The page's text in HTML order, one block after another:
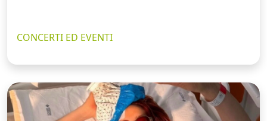
CONCERTI ED EVENTI